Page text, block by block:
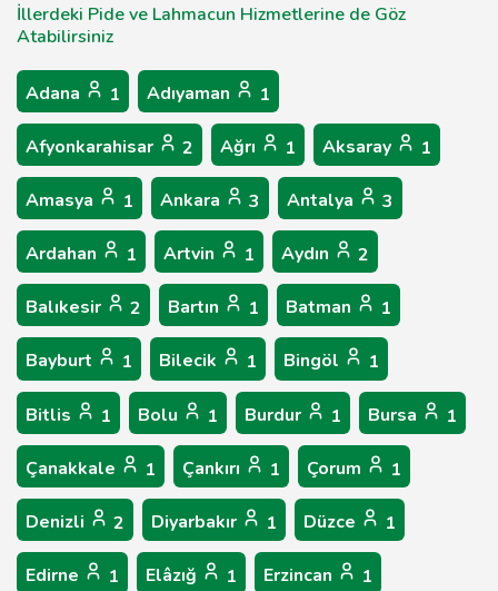
İllerdeki Pide ve Lahmacun Hizmetlerine de Göz
Atabilirsiniz
Adana 1 Adıyaman 1
Afyonkarahisar 2 Ağrı 1 Aksaray 1
Amasya 1 Ankara 3 Antalya 3
Ardahan 1 Artvin 1 Aydın 2
Balıkesir 2 Bartın 1 Batman 1
Bayburt 1 Bilecik 1 Bingöl 1
Bitlis 1 Bolu 1 Burdur 1 Bursa 1
Çanakkale 1 Çankırı 1 Çorum 1
Denizli 2 Diyarbakır 1 Düzce 1
Edirne 1 Elâzığ 1 Erzincan 1